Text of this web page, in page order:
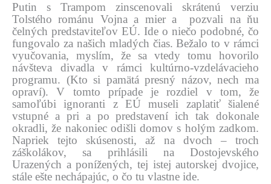
Putin s Trampom zinscenovali skrátenú verziu
Tolstého románu Vojna a mier a pozvali na ňu
čelných predstaviteľov EÚ. Ide o niečo podobné, čo
fungovalo za našich mladých čias. Bežalo to v rámci
vyučovania, myslím, že sa vtedy tomu hovorilo
návšteva divadla v rámci kultúrno-vzdelávacieho
programu. (Kto si pamätá presný názov, nech ma
opraví). V tomto prípade je rozdiel v tom, že
samoľúbi ignoranti z EÚ museli zaplatiť šialené
vstupné a pri a po predstavení ich tak dokonale
okradli, že nakoniec odišli domov s holým zadkom.
Napriek tejto skúsenosti, až na dvoch – troch
záškolákov, sa prihlásili na Dostojevského
Urazených a ponížených, tej istej autorskej dvojice,
stále ešte nechápajúc, o čo tu vlastne ide.